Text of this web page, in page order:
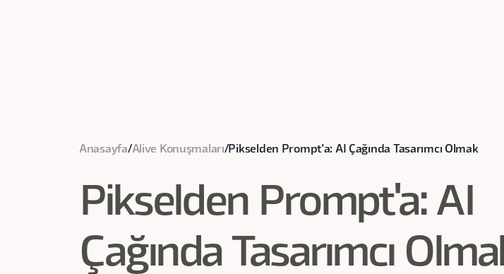
Anasayfa/Alive Konuşmaları/ Pikselden Prompt'a: AI Çağında Tasarımcı Olmak
Pikselden Prompt'a: AI
Çağında Tasarımcı